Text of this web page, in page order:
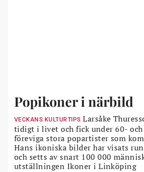
Popikoner i närbild
VECKANS KULTURTIPS Larsåke
tidigt i livet och fick under 60-
föreviga stora popartister som
Hans ikoniska bilder har visats
och setts av snart 100 000
utställningen Ikoner i Linköping